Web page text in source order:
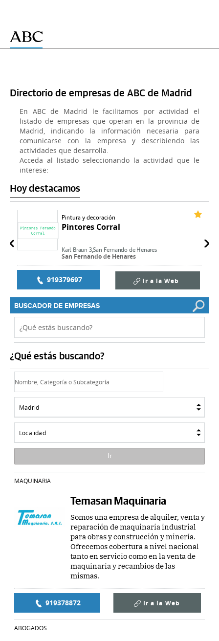
Directorio de empresas de ABC de Madrid
En ABC de Madrid le facilitamos por actividad el
listado de empresas que operan en la provincia de
Madrid, indicando la información necesaria para
comunicarse con la empresa y describiendo las
actividades que desarrolla.
Acceda al listado seleccionando la actividad que le
interese:
Hoy destacamos
Pintura y decoración
Pintores Corral
San Fernando de Henares
Karl Braun 3,San Fernando de Henares
919379697 Ir a la Web
BUSCADOR DE EMPRESAS
¿Qué estás buscando?
Madrid
Localidad
MAQUINARIA
Temasan Maquinaria
Somos una empresa de alquiler, venta y
reparación de maquinaria industrial
para obras y construcción y minería.
Ofrecemos cobertura a nivel nacional
tanto en servicio como en la venta de
maquinaria y recambios de las
mismas.
919378872 Ir a la Web
ABOGADOS